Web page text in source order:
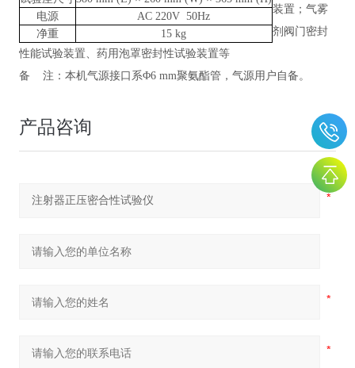
电源
AC 220V 50Hz
净重
15 kg
装置；气雾
剂阀门密封
性能试验装置、药用泡罩密封性试验装置等
备
注：本机气源接口系Φ6 mm聚氨酯管，气源用户自备。
产品咨询